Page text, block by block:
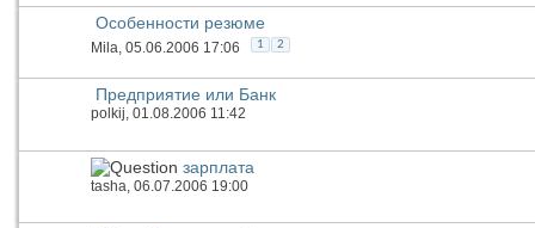
Особенности резюме
Mila , 05.06.2006 17:06 1 2
Предприятие или Банк
polkij, 01.08.2006 11:42
зарплата
tasha, 06.07.2006 19:00